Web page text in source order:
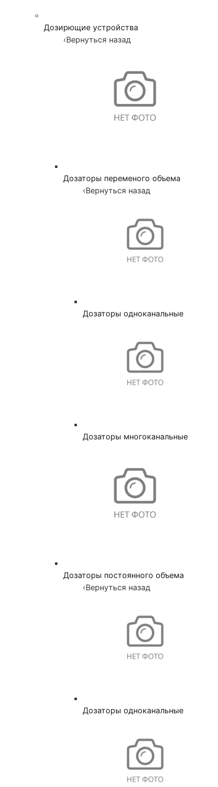
Дозирющие устройства
‹Вернуться назад
Дозаторы переменого объема
‹Вернуться назад
Дозаторы одноканальные
Дозаторы многоканальные
Дозаторы постоянного объема
‹Вернуться назад
Дозаторы одноканальные